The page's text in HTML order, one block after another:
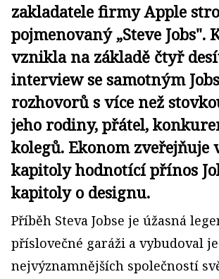
zakladatele firmy Apple
pojmenovaný „Steve Jobs".
vznikla na základě čtyř
interview se samotným
rozhovorů s více než
jeho rodiny, přátel,
kolegů. Ekonom zveřejňuje
kapitoly hodnotící přínos
kapitoly o designu.
Příběh Steva Jobse je úžasná
příslovečné garáži a vybudoval
nejvýznamnějších společností